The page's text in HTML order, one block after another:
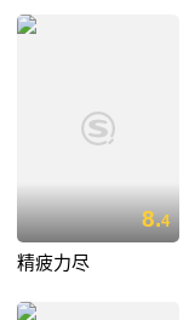
8.4
精疲力尽